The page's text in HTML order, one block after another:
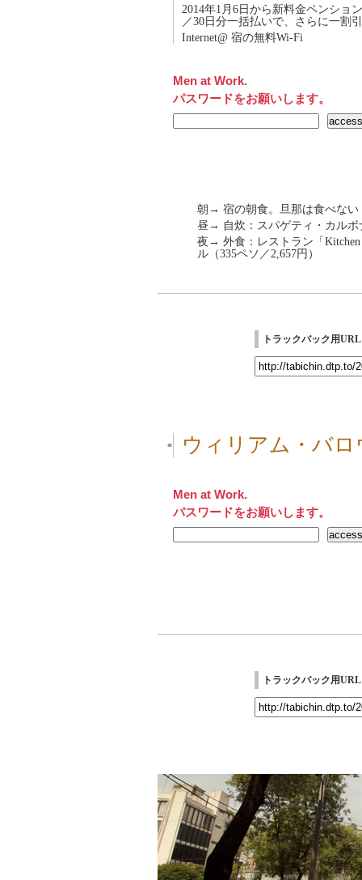
2014年1月6日から新料金ペンショ
／30日分一括払いで、さらに一割引
Internet@ 宿の無料Wi-Fi
Men at Work.
パスワードをお願いします。
朝→ 宿の朝食。旦那は食べない
昼→ 自炊：スパゲティ・カルボ
夜→ 外食：レストラン「
ル（335ペソ／2,657円）
トラックバック用URL
■ ウィリアム・バ
Men at Work.
パスワードをお願いします。
トラックバック用URL